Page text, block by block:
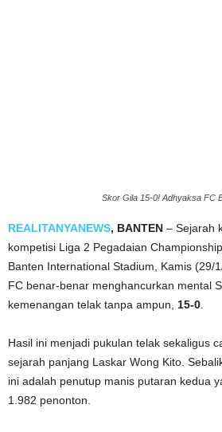
Skor Gila 15-0! Adhyaksa FC
REALITANYANEWS, BANTEN – Sejarah
kompetisi Liga 2 Pegadaian
Banten International Stadium, Kamis (29/
FC benar-benar menghancurkan mental
kemenangan telak tanpa ampun, 15-0
Hasil ini menjadi pukulan telak sekaligus
sejarah panjang Laskar Wong Kito.
ini adalah penutup manis putaran kedua
1.982 penonton.